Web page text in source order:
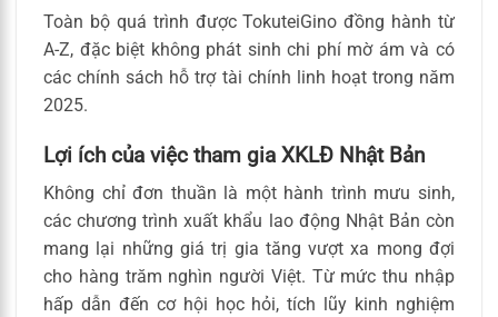
Toàn bộ quá trình được TokuteiGino đồng hành từ
A-Z, đặc biệt không phát sinh chi phí mờ ám và có
các chính sách hỗ trợ tài chính linh hoạt trong năm
2025.
Lợi ích của việc tham gia XKLĐ Nhật Bản
Không chỉ đơn thuần là một hành trình mưu sinh,
các chương trình xuất khẩu lao động Nhật Bản còn
mang lại những giá trị gia tăng vượt xa mong đợi
cho hàng trăm nghìn người Việt. Từ mức thu nhập
hấp dẫn đến cơ hội học hỏi, tích lũy kinh nghiệm